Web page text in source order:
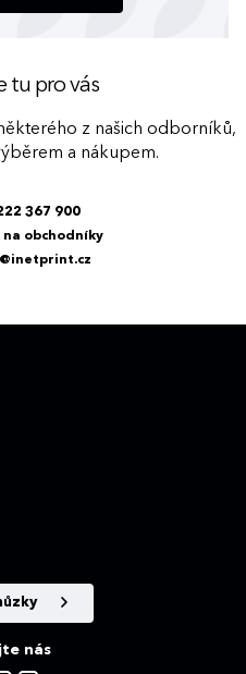
tu pro vás
z našich odborníků,
a nákupem.
367 900
na obchodníky
nás